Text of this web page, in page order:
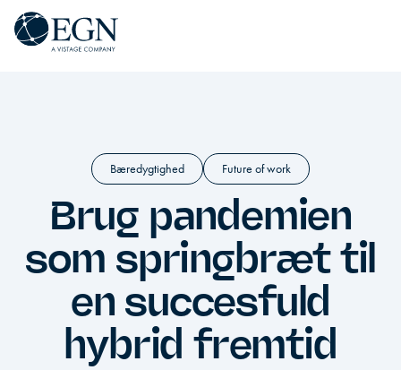
Spring til indhold
Executives' Global Network
Bæredygtighed Future of work
Brug pandemien
som springbræt til
en succesfuld
hybrid fremtid